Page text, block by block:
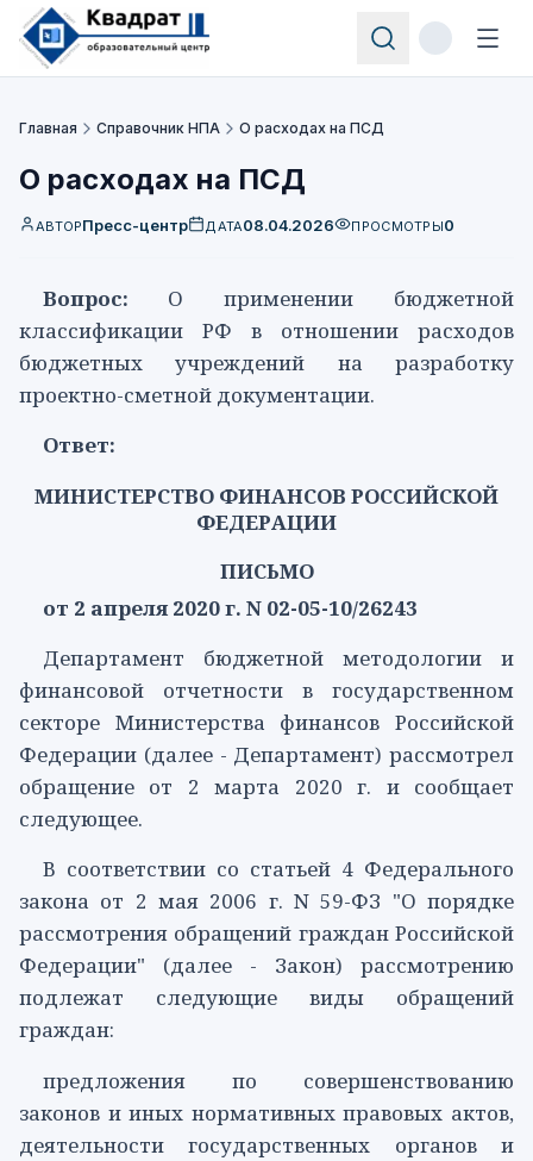
Главная Справочник НПА О расходах на ПСД
О расходах на ПСД
АВТОРПресс-центр ДАТА08.04.2026 ПРОСМОТРЫ0
Вопрос: О применении бюджетной
классификации РФ в отношении расходов
бюджетных учреждений на разработку
проектно-сметной документации.
Ответ:
МИНИСТЕРСТВО ФИНАНСОВ РОССИЙСКОЙ
ФЕДЕРАЦИИ
ПИСЬМО
от 2 апреля 2020 г. N 02-05-10/26243
Департамент бюджетной методологии и
финансовой отчетности в государственном
секторе Министерства финансов Российской
Федерации (далее - Департамент) рассмотрел
обращение от 2 марта 2020 г. и сообщает
следующее.
В соответствии со статьей 4Федерального
закона от 2 мая 2006 г. N 59-ФЗ "О порядке
рассмотрения обращений граждан Российской
Федерации" (далее - Закон) рассмотрению
подлежат следующие виды обращений
граждан:
предложения по совершенствованию
законов и иных нормативных правовых актов,
деятельности государственных органов и